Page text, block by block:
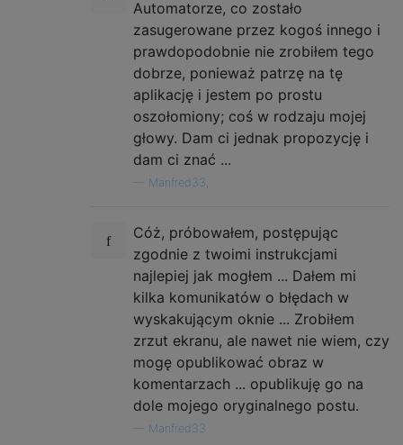
Automatorze, co zostało
zasugerowane przez kogoś innego i
prawdopodobnie nie zrobiłem tego
dobrze, ponieważ patrzę na tę
aplikację i jestem po prostu
oszołomiony; coś w rodzaju mojej
głowy. Dam ci jednak propozycję i
dam ci znać ...
Manfred33,
Cóż, próbowałem, postępując
zgodnie z twoimi instrukcjami
najlepiej jak mogłem ... Dałem mi
kilka komunikatów o błędach w
wyskakującym oknie ... Zrobiłem
zrzut ekranu, ale nawet nie wiem, czy
mogę opublikować obraz w
komentarzach ... opublikuję go na
dole mojego oryginalnego postu.
Manfred33